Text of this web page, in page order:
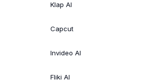
Klap AI
Capcut
Invideo AI
Fliki AI